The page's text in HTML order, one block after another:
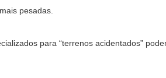
pesadas.
para “terrenos acidentados”